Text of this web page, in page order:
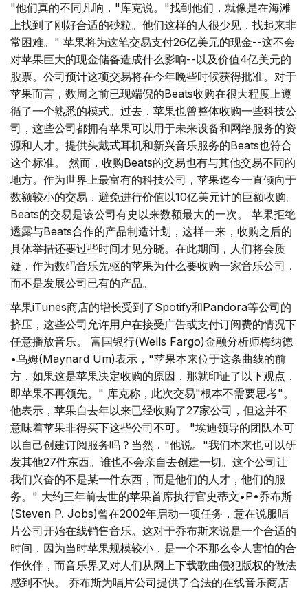
"他们真的不同凡响，"库克说。"找到他们，就像是在海滩
上找到了刚好合适的砂粒。他们这样的人很少见，找起来非
常困难。" 苹果将为这笔交易支付26亿美元的现金--这不会
对苹果巨大的现金储备造成什么影响--以及价值4亿美元的
股票。公司预计这项交易将在今年晚些时候获得批准。对于
苹果而言，数周之前已现端倪的Beats收购在很大程度上遵
循了一个熟悉的模式。过去，苹果也曾整体收购一些科技公
司，这些公司都拥有苹果可以用于未来设备和网络服务的资
源和人才。提供头戴式耳机和新兴音乐服务的Beats也符合
这个标准。 然而，收购Beats的交易也有与其他交易不同的
地方。作为世界上最富有的科技公司，苹果迄今一直倾向于
数额较小的交易，避免进行价值以10亿美元计的巨额收购。
Beats的交易是该公司有史以来数额最大的一次。 苹果拒绝
透露与Beats合作的产品制造计划，这样一来，收购之后的
具体举措还要过些时间才见分晓。在此期间，人们将会质
疑，作为数码音乐先驱的苹果为什么要收购一家音乐公司，
而不是发展公司已有的产品。
苹果iTunes商店的增长受到了Spotify和Pandora等公司的
挤压，这些公司允许用户在接受广告或支付订阅费的情况下
任意播放音乐。 富国银行(Wells Fargo)金融分析师梅纳德
•乌姆(Maynard Um)表示，"苹果本来位于这条曲线的前
方，如果这是苹果决定收购的原因，那就印证了以下观点，
即苹果不再领先。" 库克称，此次交易"根本不需要思考"。
他表示，苹果自去年以来已经收购了27家公司，但这并不
意味着苹果非得买下这些公司不可。 "埃迪领导的团队本可
以自己创建订阅服务吗？当然，"他说。"我们本来也可以研
发其他27件东西。谁也不会亲自去创建一切。这个公司让
我们兴奋的不是某一件东西，而是他们的人才，他们的服
务。" 大约三年前去世的苹果首席执行官史蒂文•P•乔布斯
(Steven P. Jobs)曾在2002年启动一项任务，意在说服唱
片公司开始在线销售音乐。这对于乔布斯来说是一个合适的
时间，因为当时苹果规模较小，是一个不那么令人害怕的合
作伙伴，而音乐界又对人们从网上下载歌曲侵犯版权的做法
感到不快。 乔布斯为唱片公司提供了合法的在线音乐商店